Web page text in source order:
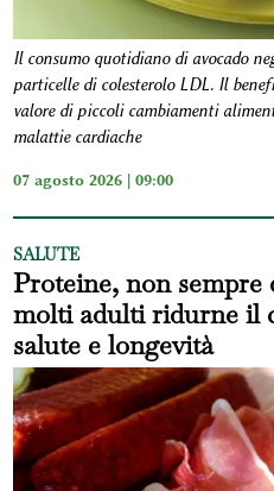
Il consumo quotidiano di avocado
particelle di colesterolo LDL. Il
valore di piccoli cambiamenti
malattie cardiache
07 agosto 2026 | 09:00
SALUTE
Proteine, non sempre
molti adulti ridurne il
salute e longevità